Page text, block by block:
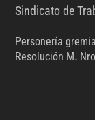
Sindicato de
Personería
Resolución M.